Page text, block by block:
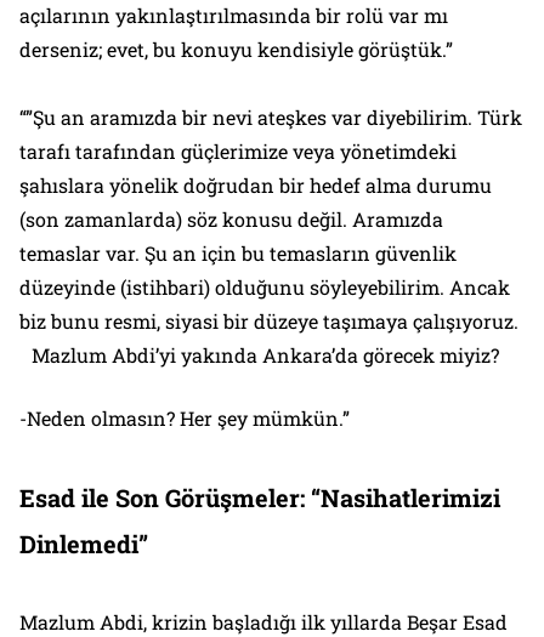
açılarının yakınlaştırılmasında bir rolü var mı
derseniz; evet, bu konuyu kendisiyle görüştük.”
“”Şu an aramızda bir nevi ateşkes var diyebilirim. Türk
tarafı tarafından güçlerimize veya yönetimdeki
şahıslara yönelik doğrudan bir hedef alma durumu
(son zamanlarda) söz konusu değil. Aramızda
temaslar var. Şu an için bu temasların güvenlik
düzeyinde (istihbari) olduğunu söyleyebilirim. Ancak
biz bunu resmi, siyasi bir düzeye taşımaya çalışıyoruz.
Mazlum Abdi’yi yakında Ankara’da görecek miyiz?
-Neden olmasın? Her şey mümkün.”
Esad ile Son Görüşmeler: “Nasihatlerimizi
Dinlemedi”
Mazlum Abdi, krizin başladığı ilk yıllarda Beşar Esad